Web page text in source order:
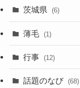
茨城県 (6)
薄毛 (1)
行事 (12)
話題のなび (68)